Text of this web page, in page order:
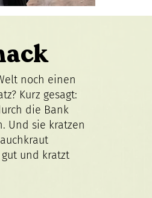
noch einen
Kurz gesagt:
die Bank
Und sie kratzen
und kratzt